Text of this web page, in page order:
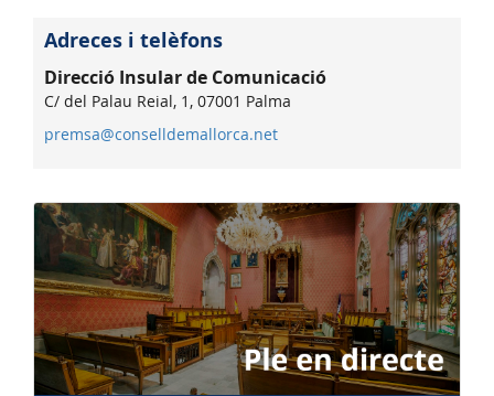
Adreces i telèfons
Direcció Insular de Comunicació
C/ del Palau Reial, 1, 07001 Palma
premsa@conselldemallorca.net